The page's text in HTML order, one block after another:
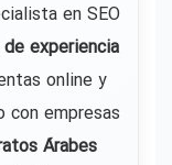
en SEO
experiencia
online y
empresas
Árabes